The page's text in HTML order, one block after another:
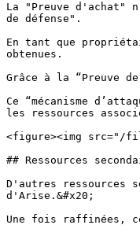
La "Preuve d'achat"
de défense".
En tant que
obtenues.
Grâce à la “Preuve
Ce “mécanisme
les ressources
<figure><img src="/
## Ressources
D'autres ressources
d'Arise.&#x20;
Une fois raffinées,